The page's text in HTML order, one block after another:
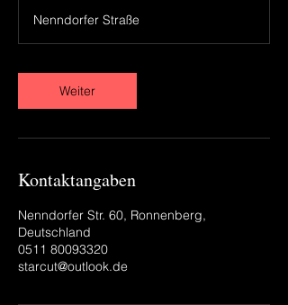
i
n
Nenndorfer Straße
Weiter
Kontaktangaben
Nenndorfer Str. 60, Ronnenberg,
Deutschland
0511 80093320
starcut@outlook.de